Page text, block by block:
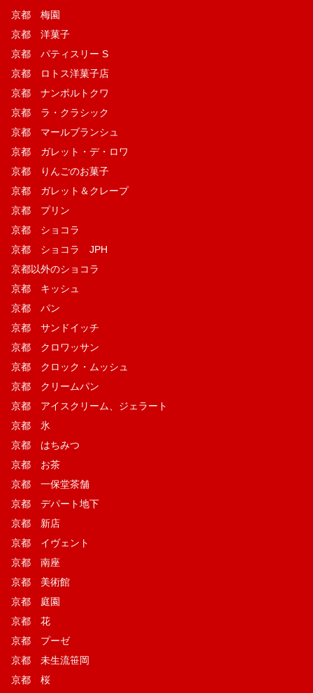
京都 梅園
京都 洋菓子
京都 パティスリー S
京都 ロトス洋菓子店
京都 ナンポルトクワ
京都 ラ・クラシック
京都 マールブランシュ
京都 ガレット・デ・ロワ
京都 りんごのお菓子
京都 ガレット＆クレープ
京都 プリン
京都 ショコラ
京都 ショコラ JPH
京都以外のショコラ
京都 キッシュ
京都 パン
京都 サンドイッチ
京都 クロワッサン
京都 クロック・ムッシュ
京都 クリームパン
京都 アイスクリーム、ジェラート
京都 氷
京都 はちみつ
京都 お茶
京都 一保堂茶舗
京都 デパート地下
京都 新店
京都 イヴェント
京都 南座
京都 美術館
京都 庭園
京都 花
京都 プーゼ
京都 未生流笹岡
京都 桜